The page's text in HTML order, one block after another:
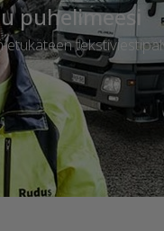
puhelimeesi